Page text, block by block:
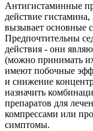
Антигистаминные
действие
вызывает основные
Предпочтительны
действия - они
(можно принимать
имеют побочные
и снижение
назначить
препаратов для
компрессами или
симптомы.